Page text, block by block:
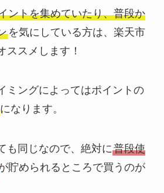
ントを集めていたり、普段か
を気にしている方は、楽天市
ススメします！
ミングによってはポイントの
になります。
も同じなので、絶対に普段使
貯められるところで買うのが